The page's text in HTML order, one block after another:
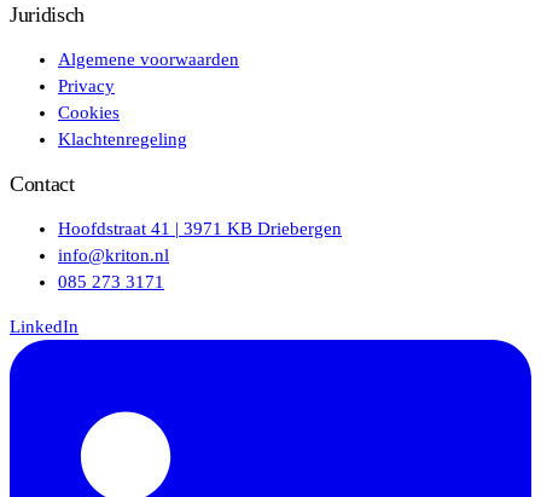
Juridisch
Algemene voorwaarden
Privacy
Cookies
Klachtenregeling
Contact
Hoofdstraat 41 | 3971 KB Driebergen
info@kriton.nl
085 273 3171
LinkedIn